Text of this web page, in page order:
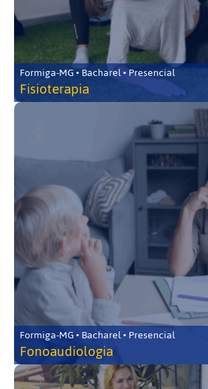
Formiga-MG • Bacharel • Presencial
Fisioterapia
Formiga-MG • Bacharel • Presencial
Fonoaudiologia